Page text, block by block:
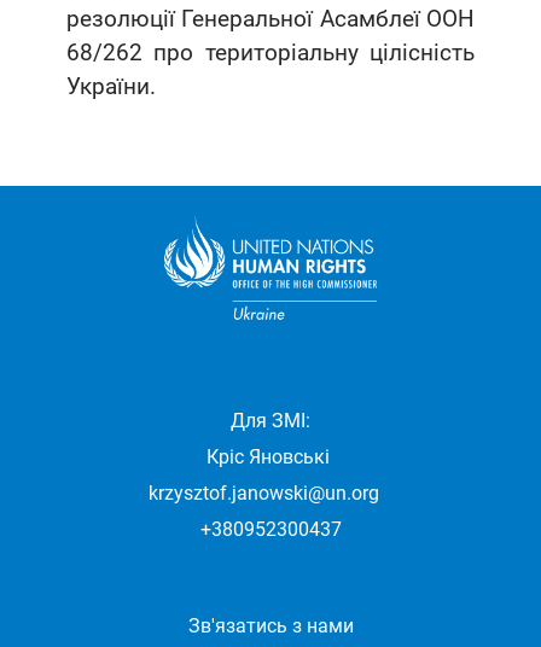
резолюції Генеральної Асамблеї ООН
68/262 про територіальну цілісність
України.
Для ЗМІ:
Кріс Яновські
krzysztof.janowski@un.org
+380952300437
Зв'язатись з нами